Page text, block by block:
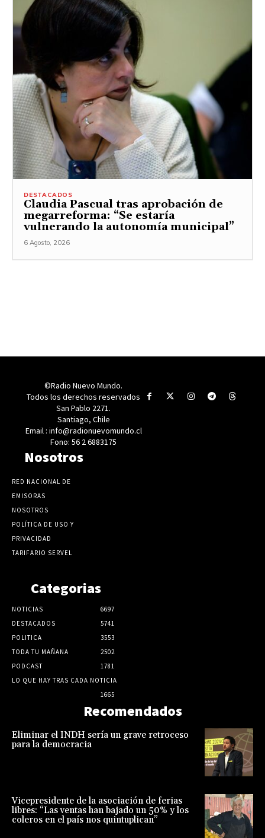
DESTACADOS
Claudia Pascual tras aprobación de
megarreforma: “Se estaría
vulnerando la autonomía municipal”
6 Agosto, 2026
©Radio Nuevo Mundo.
Todos los derechos reservados
San Pablo 2271.
Santiago, Chile
Email : info@radionuevomundo.cl
Fono: 56 2 6883175
Nosotros
RED NACIONAL DE
EMISORAS
NOSOTROS
POLÍTICA DE USO Y
PRIVACIDAD
TARIFARIO SERVEL
Categorias
NOTICIAS
6697
DESTACADOS
5741
POLITICA
3553
TODA TU MAÑANA
2502
PODCAST
1781
LO QUE HAY TRAS CADA NOTICIA
1665
Recomendados
Eliminar el INDH sería un grave retroceso
para la democracia
Vicepresidente de la asociación de ferias
libres: “Las ventas han bajado un 50% y los
coleros en el país nos quintuplican”